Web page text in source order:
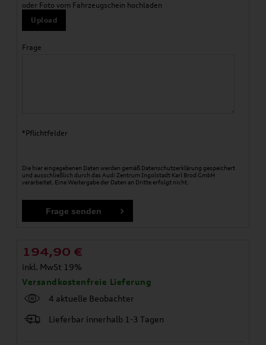
oder Foto vom Fahrzeugschein hochladen
Upload
Frage
*Pflichtfelder
Die hier eingegebenen Daten werden gemäß Datenschutzerklärung gespeichert
und ausschließlich durch das Audi Zentrum Ingolstadt Karl Brod GmbH
verarbeitet. Eine Weitergabe der Daten an Dritte erfolgt nicht.
194,90 €
inkl. MwSt 19%
Versandkostenfreie Lieferung
4 aktuelle Beobachter
Lieferbar innerhalb 1-3 Tagen